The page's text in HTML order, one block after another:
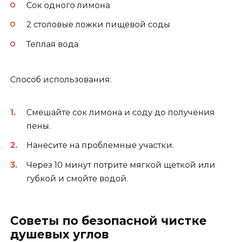
Сок одного лимона
2 столовые ложки пищевой соды
Теплая вода
Способ использования:
Смешайте сок лимона и соду до получения
пены.
Нанесите на проблемные участки.
Через 10 минут потрите мягкой щеткой или
губкой и смойте водой.
Советы по безопасной чистке
душевых углов